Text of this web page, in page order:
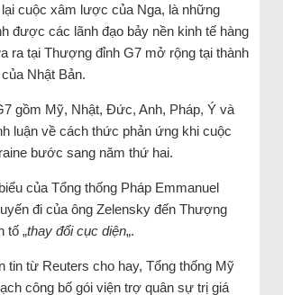
cuộc xâm lược của Nga, là những
được các lãnh đạo bảy nền kinh tế hàng
ra tại Thượng đỉnh G7 mở rộng tại thành
Nhật Bản.
gồm Mỹ, Nhật, Đức, Anh, Pháp, Ý và
luận về cách thức phản ứng khi cuộc
bước sang năm thứ hai.
của Tổng thống Pháp Emmanuel
đi của ông Zelensky đến Thượng
tố „thay đổi cục diện„.
tin từ Reuters cho hay, Tổng thống Mỹ
công bố gói viện trợ quân sự trị giá